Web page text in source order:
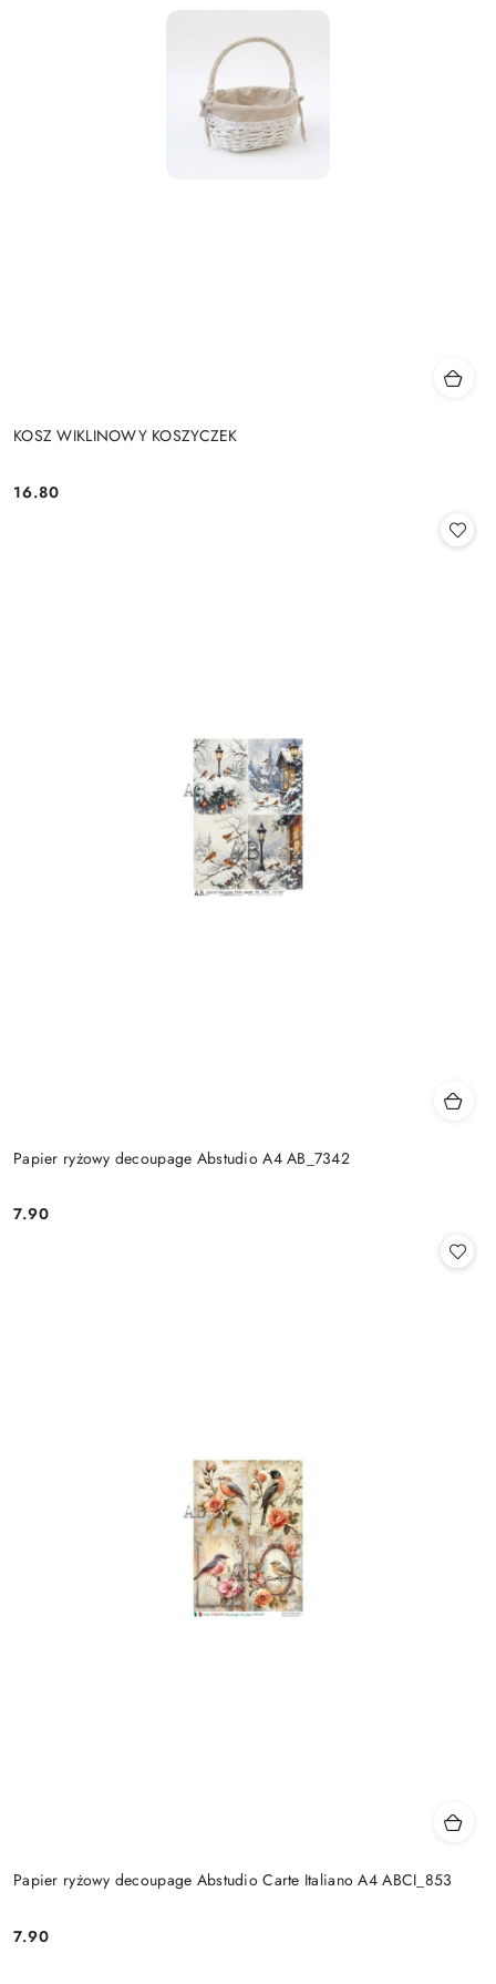
KOSZ WIKLINOWY KOSZYCZEK
Cena:
16.80
Papier ryżowy decoupage Abstudio A4 AB_7342
Cena:
7.90
Papier ryżowy decoupage Abstudio Carte Italiano A4 ABCI_853
Cena:
7.90